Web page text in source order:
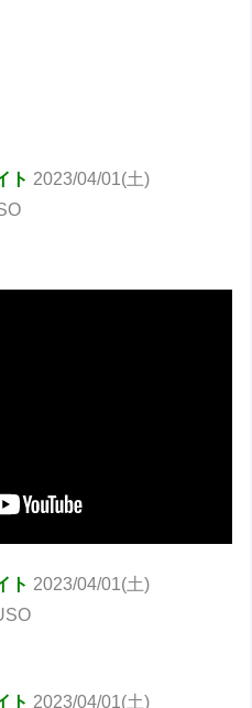
ト 2023/04/01(土)
ト 2023/04/01(土)
ト 2023/04/01(土)